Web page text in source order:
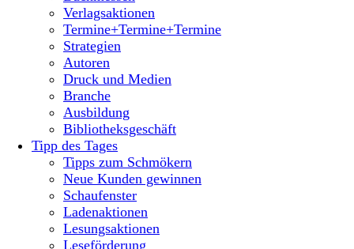
Verlagsaktionen
Termine+Termine+Termine
Strategien
Autoren
Druck und Medien
Branche
Ausbildung
Bibliotheksgeschäft
Tipp des Tages
Tipps zum Schmökern
Neue Kunden gewinnen
Schaufenster
Ladenaktionen
Lesungsaktionen
Leseförderung